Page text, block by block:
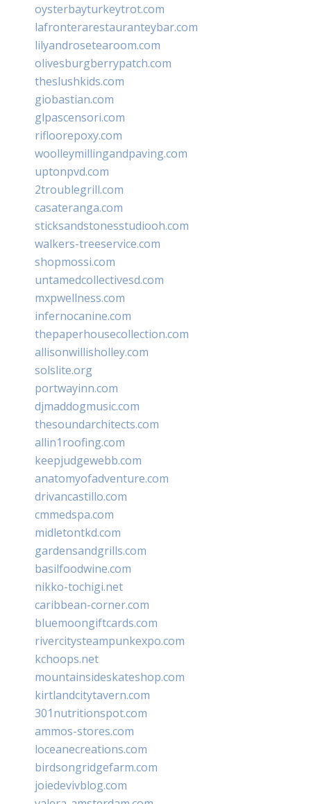
oysterbayturkeytrot.com
lafronterarestauranteybar.com
lilyandrosetearoom.com
olivesburgberrypatch.com
theslushkids.com
giobastian.com
glpascensori.com
rifloorepoxy.com
woolleymillingandpaving.com
uptonpvd.com
2troublegrill.com
casateranga.com
sticksandstonesstudiooh.com
walkers-treeservice.com
shopmossi.com
untamedcollectivesd.com
mxpwellness.com
infernocanine.com
thepaperhousecollection.com
allisonwillisholley.com
solslite.org
portwayinn.com
djmaddogmusic.com
thesoundarchitects.com
allin1roofing.com
keepjudgewebb.com
anatomyofadventure.com
drivancastillo.com
cmmedspa.com
midletontkd.com
gardensandgrills.com
basilfoodwine.com
nikko-tochigi.net
caribbean-corner.com
bluemoongiftcards.com
rivercitysteampunkexpo.com
kchoops.net
mountainsideskateshop.com
kirtlandcitytavern.com
301nutritionspot.com
ammos-stores.com
loceanecreations.com
birdsongridgefarm.com
joiedevivblog.com